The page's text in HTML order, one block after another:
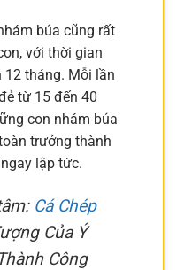
búa cũng rất
với thời gian
12 tháng. Mỗi lần
từ 15 đến 40
con nhám búa
trưởng thành
lập tức.
Cá Chép
Của Ý
Công